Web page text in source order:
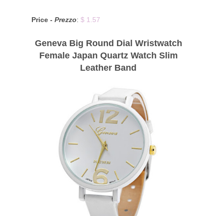
Price - Prezzo: $ 1.57
Geneva Big Round Dial Wristwatch
Female Japan Quartz Watch Slim
Leather Band